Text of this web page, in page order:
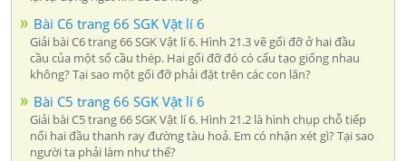
Bài C6 trang 66 SGK Vật lí 6
Giải bài C6 trang 66 SGK Vật lí 6. Hình 21.3 vẽ gối đỡ ở hai đầu
cầu của một số cầu thép. Hai gối đỡ đó có cấu tạo giống nhau
không? Tại sao một gối đỡ phải đặt trên các con lăn?
Bài C5 trang 66 SGK Vật lí 6
Giải bài C5 trang 66 SGK Vật lí 6. Hình 21.2 là hình chụp chỗ tiếp
nối hai đầu thanh ray đường tàu hoả. Em có nhận xét gì? Tại sao
người ta phải làm như thế?